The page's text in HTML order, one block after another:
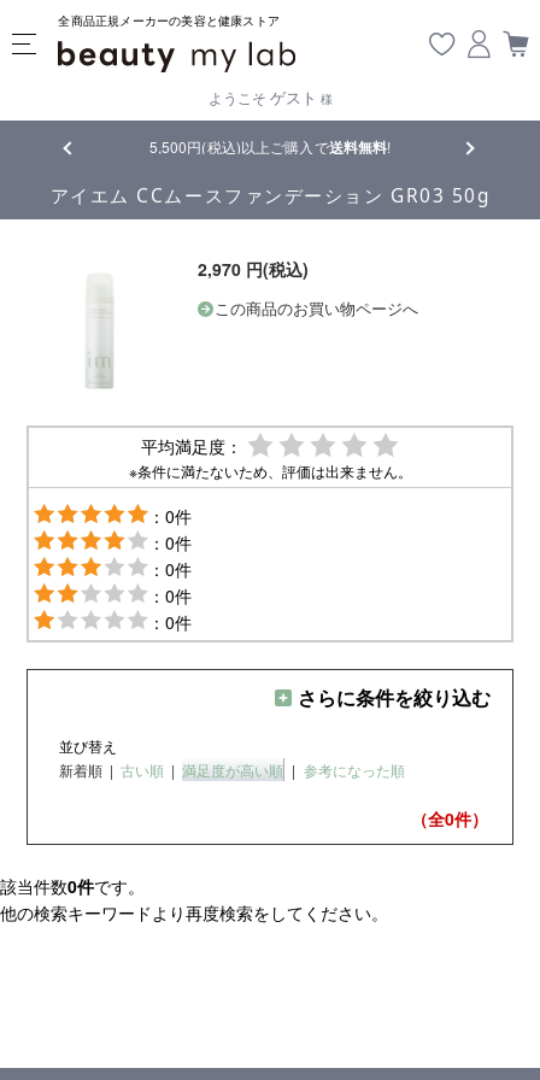
全商品正規メーカーの美容と健康ストア
ようこそ ゲスト 様
5,500円(税込)以上ご購入で送料無料! 【重要】
アイエム CCムースファンデーション GR03 50g
2,970 円(税込)
この商品のお買い物ページへ
平均満足度：
※条件に満たないため、評価は出来ません。
：0件
：0件
：0件
：0件
：0件
さらに条件を絞り込む
並び替え
新着順 | 古い順 | 満足度が高い順 | 参考になった順
（全0件）
該当件数0件です。
他の検索キーワードより再度検索をしてください。